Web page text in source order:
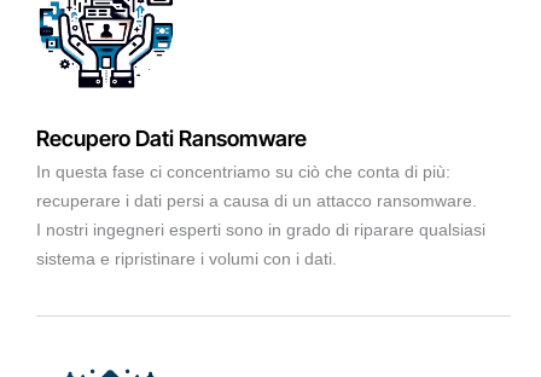
Recupero Dati Ransomware
In questa fase ci concentriamo su ciò che conta di più:
recuperare i dati persi a causa di un attacco ransomware.
I nostri ingegneri esperti sono in grado di riparare qualsiasi
sistema e ripristinare i volumi con i dati.